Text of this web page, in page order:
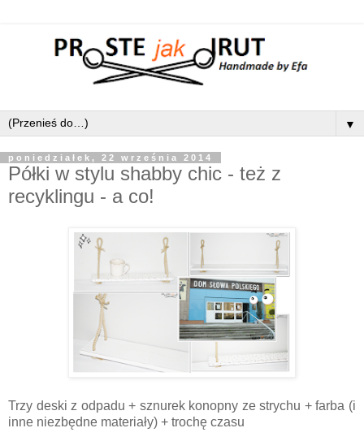
▼
poniedziałek, 22 września 2014
Półki w stylu shabby chic - też z
recyklingu - a co!
Trzy deski z odpadu + sznurek konopny ze strychu + farba (i
inne niezbędne materiały) + trochę czasu